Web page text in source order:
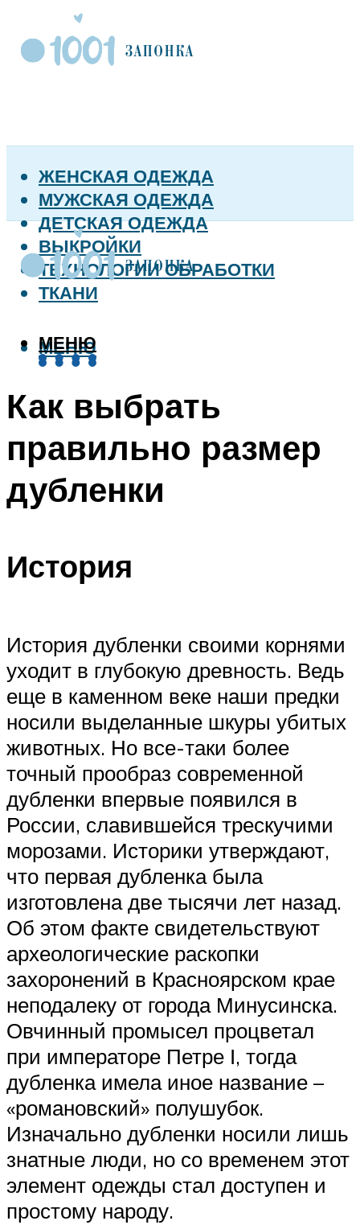
ЖЕНСКАЯ ОДЕЖДА
МУЖСКАЯ ОДЕЖДА
ДЕТСКАЯ ОДЕЖДА
ВЫКРОЙКИ
ТЕХНОЛОГИИ ОБРАБОТКИ
ТКАНИ
МЕНЮ
МЕНЮ
Как выбрать
правильно размер
дубленки
История
История дубленки своими корнями
уходит в глубокую древность. Ведь
еще в каменном веке наши предки
носили выделанные шкуры убитых
животных. Но все-таки более
точный прообраз современной
дубленки впервые появился в
России, славившейся трескучими
морозами. Историки утверждают,
что первая дубленка была
изготовлена две тысячи лет назад.
Об этом факте свидетельствуют
археологические раскопки
захоронений в Красноярском крае
неподалеку от города Минусинска.
Овчинный промысел процветал
при императоре Петре І, тогда
дубленка имела иное название –
«романовский» полушубок.
Изначально дубленки носили лишь
знатные люди, но со временем этот
элемент одежды стал доступен и
простому народу.